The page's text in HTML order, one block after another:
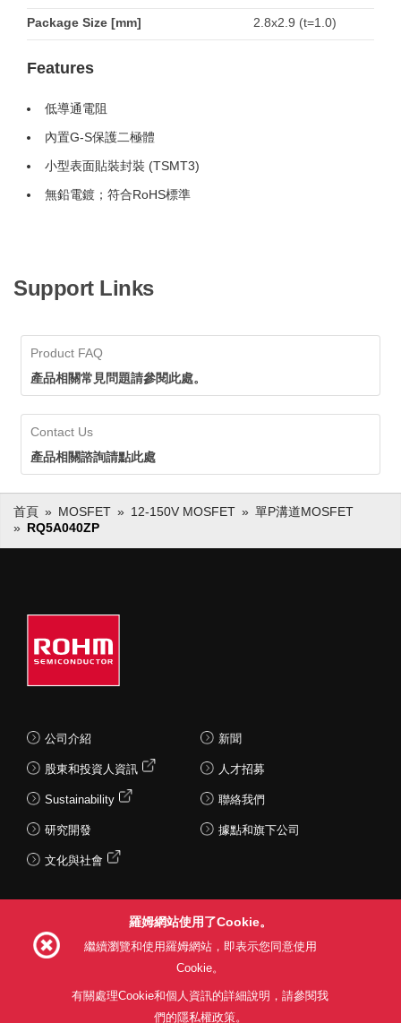
Package Size [mm] 2.8x2.9 (t=1.0)
Features
低導通電阻
內置G-S保護二極體
小型表面貼裝封裝 (TSMT3)
無鉛電鍍；符合RoHS標準
Support Links
Product FAQ
產品相關常見問題請參閱此處。
Contact Us
產品相關諮詢請點此處
首頁 MOSFET 12-150V MOSFET
單P溝道MOSFET
RQ5A040ZP
公司介紹
股東和投資人資訊
Sustainability
研究開發
文化與社會
新聞
人才招募
聯絡我們
據點和旗下公司
羅姆網站使用了Cookie。
繼續瀏覽和使用羅姆網站，即表示您同意使用
Cookie。
有關處理Cookie和個人資訊的詳細說明，請參閱我
們的隱私權政策。